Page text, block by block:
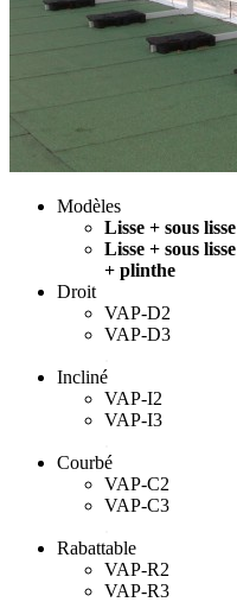
Modèles
Lisse + sous lisse
Lisse + sous lisse
+ plinthe
Droit
VAP-D2
VAP-D3
Incliné
VAP-I2
VAP-I3
Courbé
VAP-C2
VAP-C3
Rabattable
VAP-R2
VAP-R3